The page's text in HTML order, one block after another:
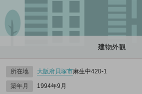
建物外観
所在地 大阪府貝塚市麻生中420‐1
築年月 1994年9月